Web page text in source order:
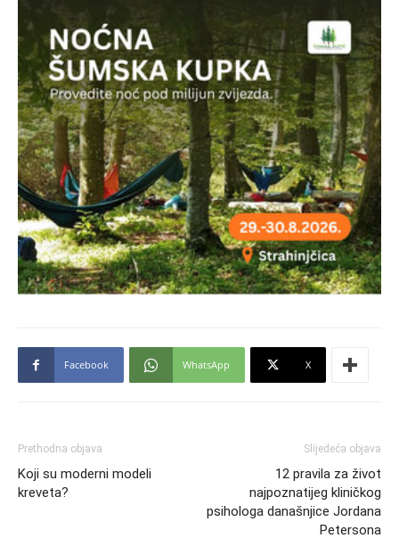
Facebook WhatsApp X
Prethodna objava
Koji su moderni modeli
kreveta?
Slijedeća objava
12 pravila za život
najpoznatijeg kliničkog
psihologa današnjice Jordana
Petersona